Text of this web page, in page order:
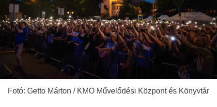
Fotó: Getto Márton / KMO Művelődési Központ és Könyvtár